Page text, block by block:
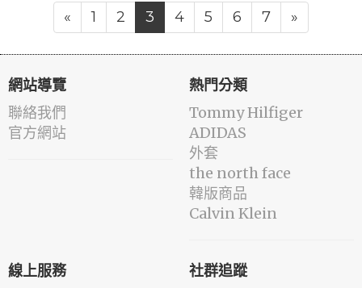
« 1 2 3 4 5 6 7 »
網站導覽
聯絡我們
官方網站
熱門分類
Tommy Hilfiger
ADIDAS
外套
the north face
韓版商品
Calvin Klein
線上服務 社群追蹤